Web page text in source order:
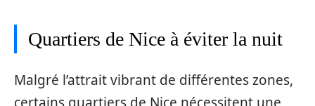
Quartiers de Nice à éviter la nuit
Malgré l’attrait vibrant de différentes zones,